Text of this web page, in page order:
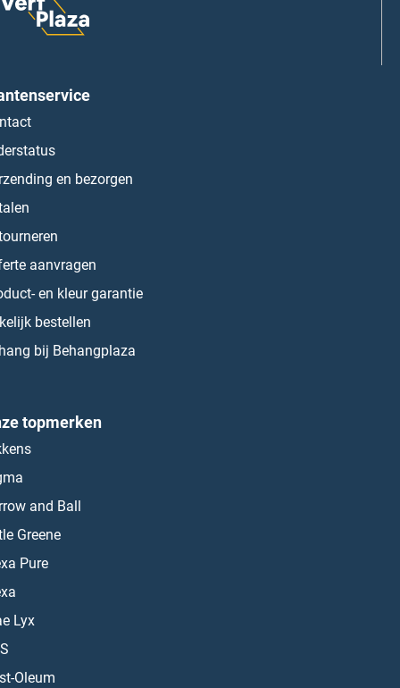
en bezorgen
aanvragen
en kleur garantie
bestellen
bij Behangplaza
topmerken
and Ball
Greene
Pure
Lyx
Oleum